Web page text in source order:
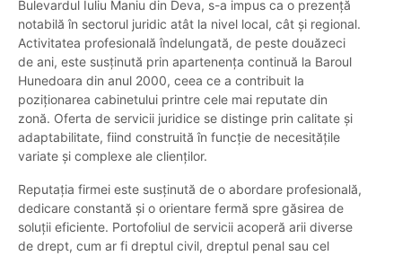
Bulevardul Iuliu Maniu din Deva, s-a impus ca o prezență
notabilă în sectorul juridic atât la nivel local, cât și regional.
Activitatea profesională îndelungată, de peste douăzeci
de ani, este susținută prin apartenența continuă la Baroul
Hunedoara din anul 2000, ceea ce a contribuit la
poziționarea cabinetului printre cele mai reputate din
zonă. Oferta de servicii juridice se distinge prin calitate și
adaptabilitate, fiind construită în funcție de necesitățile
variate și complexe ale clienților.
Reputația firmei este susținută de o abordare profesională,
dedicare constantă și o orientare fermă spre găsirea de
soluții eficiente. Portofoliul de servicii acoperă arii diverse
de drept, cum ar fi dreptul civil, dreptul penal sau cel